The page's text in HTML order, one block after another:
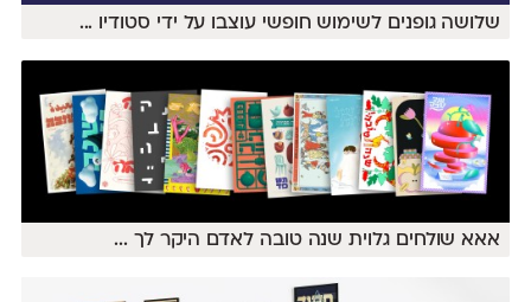
שלושה גופנים לשימוש חופשי עוצבו על ידי סטודיו ...
אאא שולחים גלוית שנה טובה לאדם היקר לך ...